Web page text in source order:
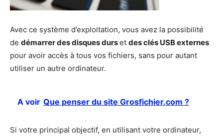
Avec ce système d’exploitation, vous avez la possibilité
de démarrer des disques durset des clés USB externes
pour avoir accès à tous vos fichiers, sans pour autant
utiliser un autre ordinateur.
A voir Que penser du site Grosfichier.com ?
Si votre principal objectif, en utilisant votre ordinateur,